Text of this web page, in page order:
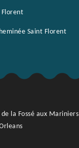
Florent
Saint Florent
de la Fossé aux Mariniers